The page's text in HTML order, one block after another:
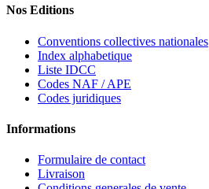
Nos Editions
Conventions collectives nationales
Index alphabetique
Liste IDCC
Codes NAF / APE
Codes juridiques
Informations
Formulaire de contact
Livraison